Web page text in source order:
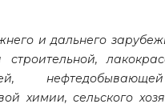
и дальнего
химии, сельского